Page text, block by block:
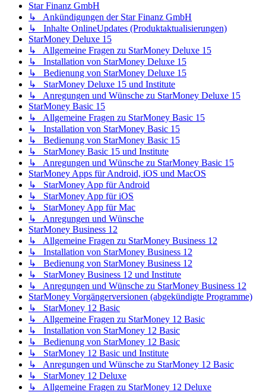
Star Finanz GmbH
↳ Ankündigungen der Star Finanz GmbH
↳ Inhalte OnlineUpdates (Produktaktualisierungen)
StarMoney Deluxe 15
↳ Allgemeine Fragen zu StarMoney Deluxe 15
↳ Installation von StarMoney Deluxe 15
↳ Bedienung von StarMoney Deluxe 15
↳ StarMoney Deluxe 15 und Institute
↳ Anregungen und Wünsche zu StarMoney Deluxe 15
StarMoney Basic 15
↳ Allgemeine Fragen zu StarMoney Basic 15
↳ Installation von StarMoney Basic 15
↳ Bedienung von StarMoney Basic 15
↳ StarMoney Basic 15 und Institute
↳ Anregungen und Wünsche zu StarMoney Basic 15
StarMoney Apps für Android, iOS und MacOS
↳ StarMoney App für Android
↳ StarMoney App für iOS
↳ StarMoney App für Mac
↳ Anregungen und Wünsche
StarMoney Business 12
↳ Allgemeine Fragen zu StarMoney Business 12
↳ Installation von StarMoney Business 12
↳ Bedienung von StarMoney Business 12
↳ StarMoney Business 12 und Institute
↳ Anregungen und Wünsche zu StarMoney Business 12
StarMoney Vorgängerversionen (abgekündigte Programme)
↳ StarMoney 12 Basic
↳ Allgemeine Fragen zu StarMoney 12 Basic
↳ Installation von StarMoney 12 Basic
↳ Bedienung von StarMoney 12 Basic
↳ StarMoney 12 Basic und Institute
↳ Anregungen und Wünsche zu StarMoney 12 Basic
↳ StarMoney 12 Deluxe
↳ Allgemeine Fragen zu StarMoney 12 Deluxe